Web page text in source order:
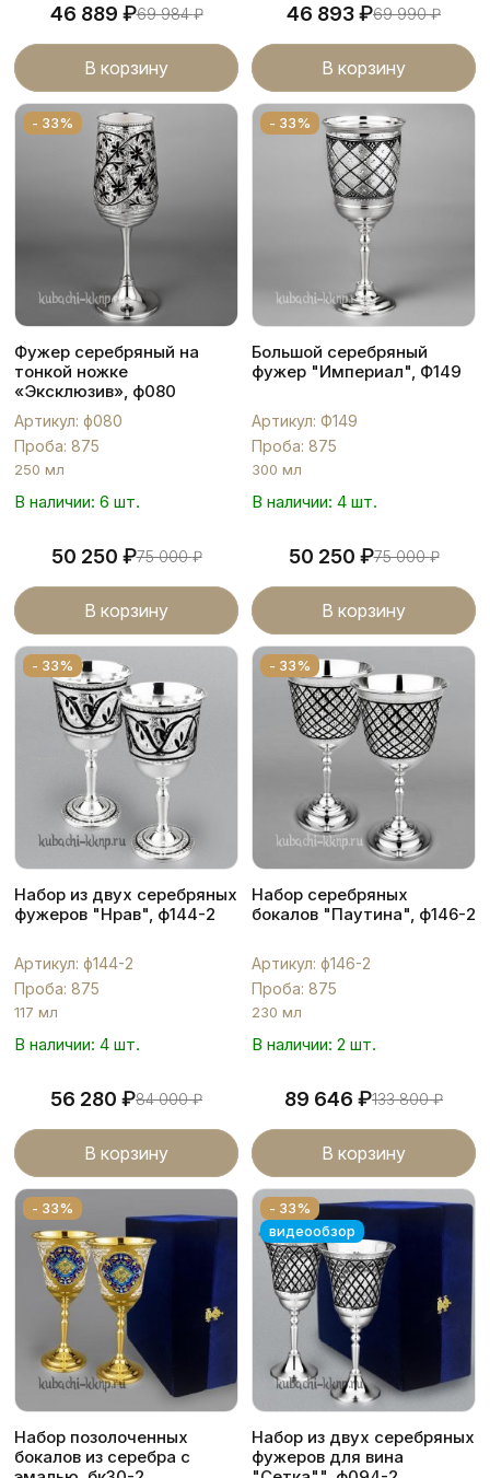
46 889 ₽69 984₽
В корзину
46 893₽69 990₽
В корзину
- 33%
Фужер серебряный на
тонкой ножке
«Эксклюзив», ф080
Артикул: ф080
Проба: 875
250 мл
В наличии: 6 шт.
50 250 ₽75 000₽
В корзину
- 33%
Большой серебряный
фужер "Империал", Ф149
Артикул: Ф149
Проба: 875
300 мл
В наличии: 4 шт.
50 250 ₽75 000₽
В корзину
- 33%
Набор из двух серебряных
фужеров "Нрав", ф144-2
Артикул: ф144-2
Проба: 875
117 мл
В наличии: 4 шт.
56 280 ₽84 000₽
В корзину
- 33%
Набор серебряных
бокалов "Паутина", ф146-2
Артикул: ф146-2
Проба: 875
230 мл
В наличии: 2 шт.
89 646 ₽133 800₽
В корзину
- 33%
Набор позолоченных
бокалов из серебра с
- 33%
видеообзор
Набор из двух серебряных
фужеров для вина